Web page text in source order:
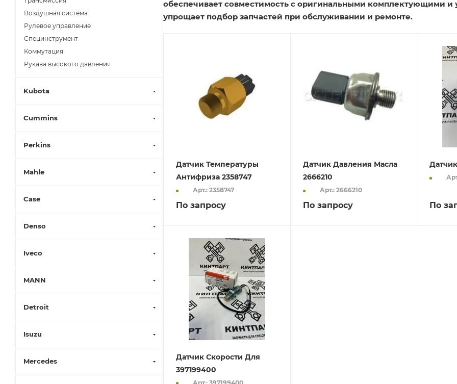
обеспечивает совместимость с оригинальными комплектующими и
упрощает подбор запчастей при обслуживании и ремонте.
Датчик Температуры
Антифриза 2358747
Арт.: 2358747
По запросу
Датчик Давления Масла
2666210
Арт.: 2666210
По запросу По
Датчик Скорости Для
397199400
Арт.: 397199400
Воздушная система
Рулевое управление
Специнструмент
Коммутация
Рукава высокого давления
Kubota
Cummins
Perkins
Mahle
Case
Denso
Iveco
MANN
Detroit
Isuzu
Mercedes